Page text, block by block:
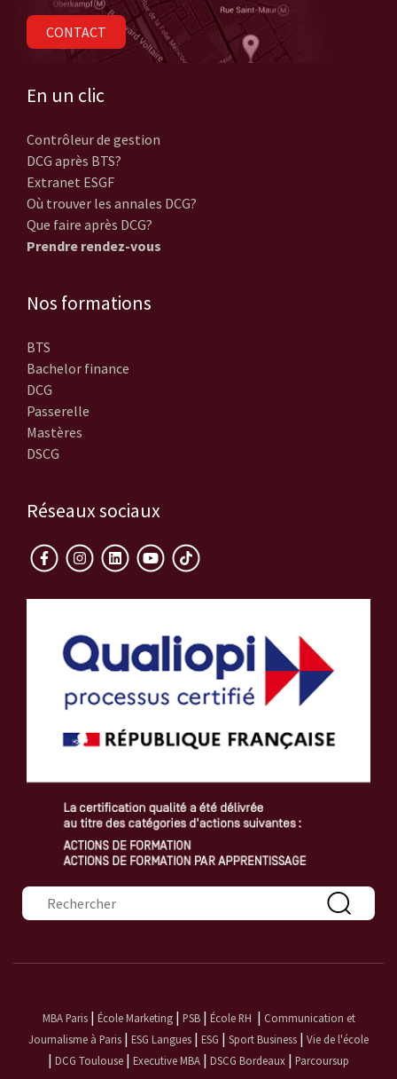
CONTACT
En un clic
Contrôleur de gestion
DCG après BTS?
Extranet ESGF
Où trouver les annales DCG?
Que faire après DCG?
Prendre rendez-vous
Nos formations
BTS
Bachelor finance
DCG
Passerelle
Mastères
DSCG
Réseaux sociaux
Formulaire de recherche
MBA Paris| École Marketing| PSB| École RH | Communication et
Journalisme à Paris | ESG Langues | ESG | Sport Business | Vie de l'école
| DCG Toulouse | Executive MBA | DSCG Bordeaux | Parcoursup